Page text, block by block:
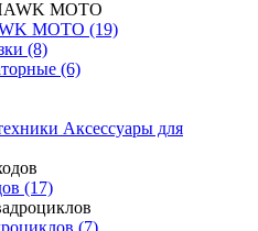
MOTO (19)
(8)
(6)
Аксессуары для
(17)
(7)